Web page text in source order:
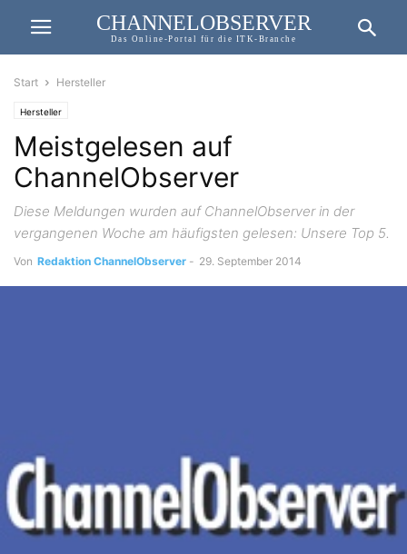
CHANNELOBSERVER
Das Online-Portal für die ITK-Branche
Start Hersteller
Hersteller
Meistgelesen auf
ChannelObserver
Diese Meldungen wurden auf ChannelObserver in der
vergangenen Woche am häufigsten gelesen: Unsere Top 5.
Von Redaktion ChannelObserver - 29. September 2014